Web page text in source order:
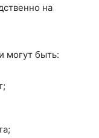
на
могут быть: